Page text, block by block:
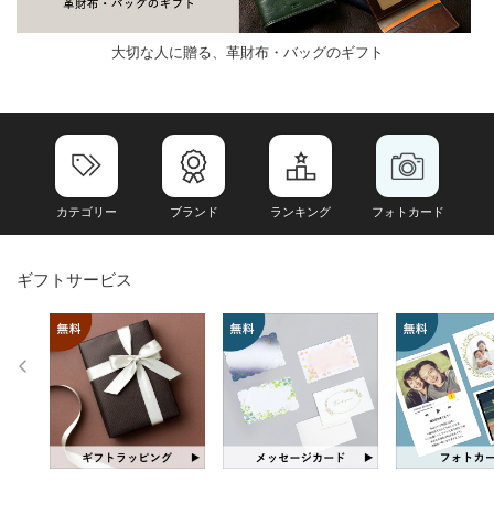
大切な人に贈る、革財布・バッグのギフト
カテゴリー ブランド ランキング フォトカード
ギフトサービス